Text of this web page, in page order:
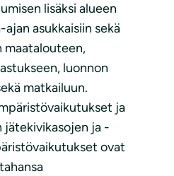
lisäksi alueen
asukkaisiin sekä
maatalouteen,
luonnon
matkailuun.
ja
jätekivikasojen ja -
ovat